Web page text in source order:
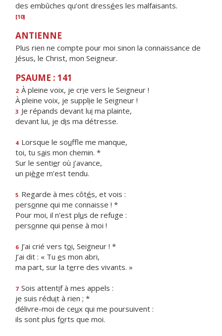
des embûches qu’ont dressées les malfaisants.
[10]
ANTIENNE
Plus rien ne compte pour moi sinon la connaissance de
Jésus, le Christ, mon Seigneur.
PSAUME : 141
2 À pleine voix, je crie vers le Seigneur !
À pleine voix, je supplie le Seigneur !
3 Je répands devant lui ma plainte,
devant lui, je dis ma détresse.
4 Lorsque le souffle me manque,
toi, tu sais mon chemin. *
Sur le sentier où j’avance,
un piège m’est tendu.
5 Regarde à mes côtés, et vois :
personne qui me connaisse ! *
Pour moi, il n’est plus de refuge :
personne qui pense à moi !
6 J’ai crié vers toi, Seigneur ! *
J’ai dit : « Tu es mon abri,
ma part, sur la terre des vivants. »
7 Sois attentif à mes appels :
je suis réduit à rien ; *
délivre-moi de ceux qui me poursuivent :
ils sont plus forts que moi.